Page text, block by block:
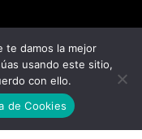
te damos la mejor
usando este sitio,
con ello.
de Cookies